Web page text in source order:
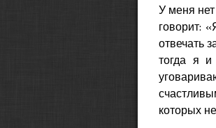
У меня
говорит:
отвечать
тогда я
которых